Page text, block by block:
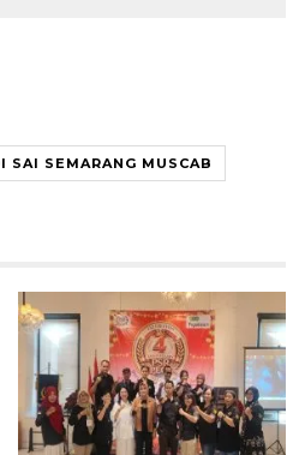
SAI SEMARANG MUSCAB
memuncak, air
Delingan Karanganyar